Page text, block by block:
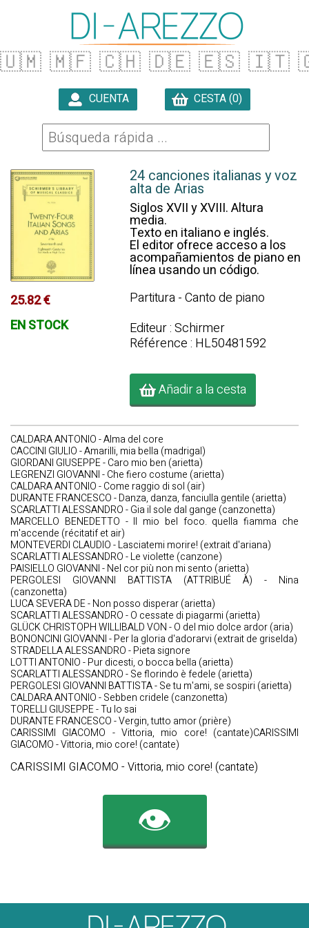
🇺🇲 🇲🇫 🇨🇭 🇩🇪 🇪🇸 🇮🇹
CUENTA CESTA (0)
25.82 €
EN STOCK
24 canciones italianas y voz
alta de Arias
Siglos XVII y XVIII. Altura
media.
Texto en italiano e inglés.
El editor ofrece acceso a los
acompañamientos de piano en
línea usando un código.
Partitura - Canto de piano
Editeur : Schirmer
Référence : HL50481592
Añadir a la cesta
CALDARA ANTONIO - Alma del core
CACCINI GIULIO - Amarilli, mia bella (madrigal)
GIORDANI GIUSEPPE - Caro mio ben (arietta)
LEGRENZI GIOVANNI - Che fiero costume (arietta)
CALDARA ANTONIO - Come raggio di sol (air)
DURANTE FRANCESCO - Danza, danza, fanciulla gentile (arietta)
SCARLATTI ALESSANDRO - Gia il sole dal gange (canzonetta)
MARCELLO BENEDETTO - Il mio bel foco. quella fiamma che
m'accende (récitatif et air)
MONTEVERDI CLAUDIO - Lasciatemi morire! (extrait d'ariana)
SCARLATTI ALESSANDRO - Le violette (canzone)
PAISIELLO GIOVANNI - Nel cor più non mi sento (arietta)
PERGOLESI GIOVANNI BATTISTA (ATTRIBUÉ À) - Nina
(canzonetta)
LUCA SEVERA DE - Non posso disperar (arietta)
SCARLATTI ALESSANDRO - O cessate di piagarmi (arietta)
GLÜCK CHRISTOPH WILLIBALD VON - O del mio dolce ardor (aria)
BONONCINI GIOVANNI - Per la gloria d'adorarvi (extrait de griselda)
STRADELLA ALESSANDRO - Pieta signore
LOTTI ANTONIO - Pur dicesti, o bocca bella (arietta)
SCARLATTI ALESSANDRO - Se florindo è fedele (arietta)
PERGOLESI GIOVANNI BATTISTA - Se tu m'ami, se sospiri (arietta)
CALDARA ANTONIO - Sebben cridele (canzonetta)
TORELLI GIUSEPPE - Tu lo sai
DURANTE FRANCESCO - Vergin, tutto amor (prière)
CARISSIMI GIACOMO - Vittoria, mio core! (cantate)CARISSIMI
GIACOMO - Vittoria, mio core! (cantate)
CARISSIMI GIACOMO - Vittoria, mio core! (cantate)
👁️